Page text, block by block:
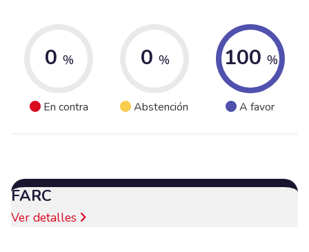
0 %
En contra
0 %
Abstención
100 %
A favor
FARC
Ver detalles